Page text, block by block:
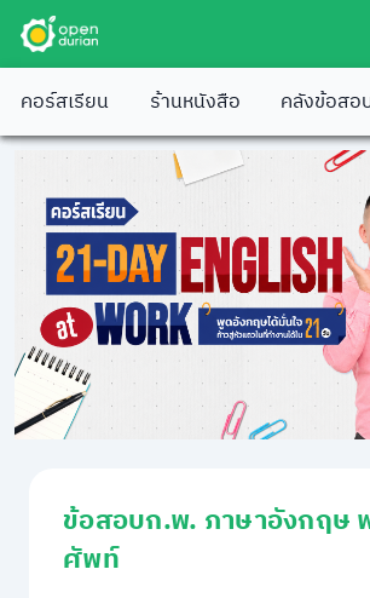
คอร์สเรียน ร้านหนังสือ คลังข้อสอ
ข้อสอบก.พ. ภาษาอังกฤษ
ศัพท์